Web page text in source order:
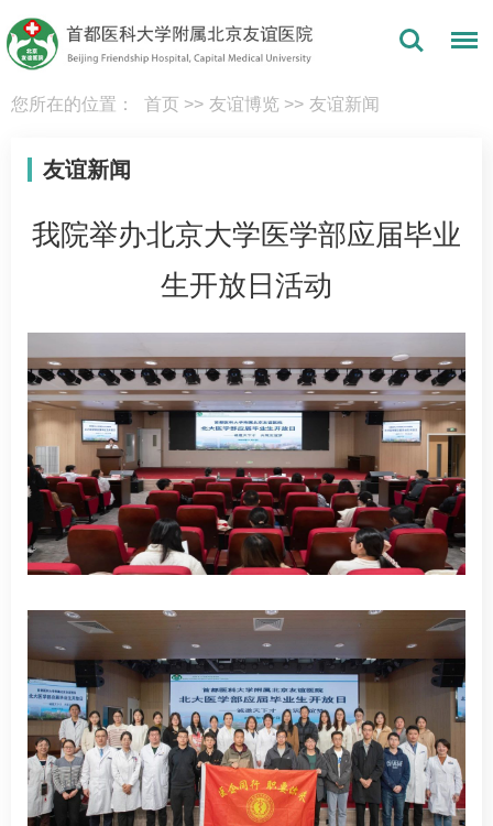
您所在的位置： 首页 >> 友谊博览 >> 友谊新闻
友谊新闻
我院举办北京大学医学部应届毕业
生开放日活动